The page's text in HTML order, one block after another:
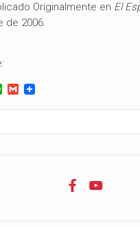
Originalmente en El
de 2006.
WhatsApp
Gmail